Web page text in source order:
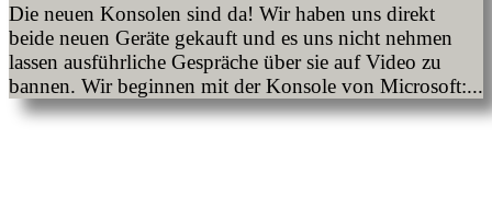
Die neuen Konsolen sind da! Wir haben uns direkt
beide neuen Geräte gekauft und es uns nicht nehmen
lassen ausführliche Gespräche über sie auf Video zu
bannen. Wir beginnen mit der Konsole von Microsoft:...